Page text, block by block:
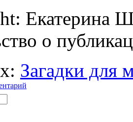
Екатерина
о
Загадки для